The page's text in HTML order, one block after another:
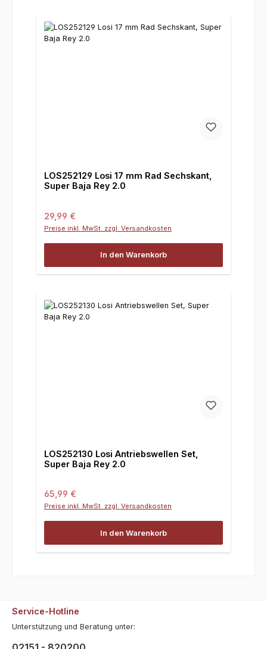
LOS252129 Losi 17 mm Rad Sechskant,
Super Baja Rey 2.0
Regulärer Preis:
29,99 €
Preise inkl. MwSt. zzgl. Versandkosten
In den Warenkorb
LOS252130 Losi Antriebswellen Set,
Super Baja Rey 2.0
Regulärer Preis:
65,99 €
Preise inkl. MwSt. zzgl. Versandkosten
In den Warenkorb
Service-Hotline
Unterstützung und Beratung unter: